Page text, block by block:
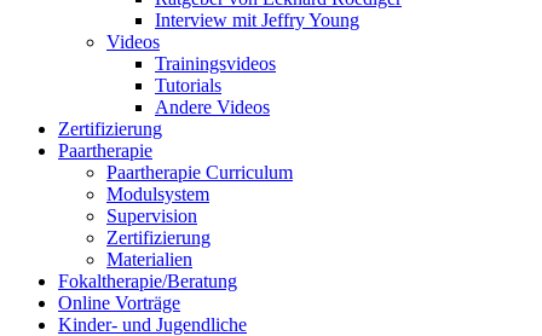
Interview mit Jeffry Young
Videos
Trainingsvideos
Tutorials
Andere Videos
Zertifizierung
Paartherapie
Paartherapie Curriculum
Modulsystem
Supervision
Zertifizierung
Materialien
Fokaltherapie/Beratung
Online Vorträge
Kinder- und Jugendliche